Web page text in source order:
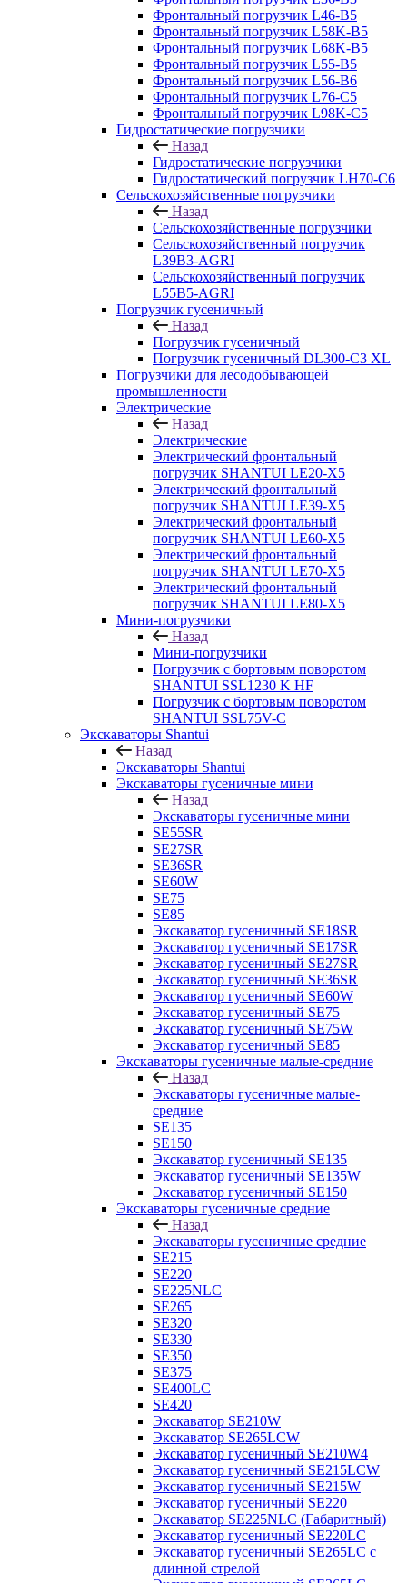
Фронтальный погрузчик L46-B5
Фронтальный погрузчик L58K-B5
Фронтальный погрузчик L68K-B5
Фронтальный погрузчик L55-B5
Фронтальный погрузчик L56-B6
Фронтальный погрузчик L76-С5
Фронтальный погрузчик L98K-C5
Гидростатические погрузчики
Назад
Гидростатические погрузчики
Гидростатический погрузчик LH70-C6
Сельскохозяйственные погрузчики
Назад
Сельскохозяйственные погрузчики
Сельскохозяйственный погрузчик
L39B3-AGRI
Сельскохозяйственный погрузчик
L55B5-AGRI
Погрузчик гусеничный
Назад
Погрузчик гусеничный
Погрузчик гусеничный DL300-C3 XL
Погрузчики для лесодобывающей
промышленности
Электрические
Назад
Электрические
Электрический фронтальный
погрузчик SHANTUI LE20-X5
Электрический фронтальный
погрузчик SHANTUI LE39-X5
Электрический фронтальный
погрузчик SHANTUI LE60-X5
Электрический фронтальный
погрузчик SHANTUI LE70-X5
Электрический фронтальный
погрузчик SHANTUI LE80-X5
Мини-погрузчики
Назад
Мини-погрузчики
Погрузчик с бортовым поворотом
SHANTUI SSL1230 K HF
Погрузчик с бортовым поворотом
SHANTUI SSL75V-C
Экскаваторы Shantui
Назад
Экскаваторы Shantui
Экскаваторы гусеничные мини
Назад
Экскаваторы гусеничные мини
SE55SR
SE27SR
SE36SR
SE60W
SE75
SE85
Экскаватор гусеничный SE18SR
Экскаватор гусеничный SE17SR
Экскаватор гусеничный SE27SR
Экскаватор гусеничный SE36SR
Экскаватор гусеничный SE60W
Экскаватор гусеничный SE75
Экскаватор гусеничный SE75W
Экскаватор гусеничный SE85
Экскаваторы гусеничные малые-средние
Назад
Экскаваторы гусеничные малые-
средние
SE135
SE150
Экскаватор гусеничный SE135
Экскаватор гусеничный SE135W
Экскаватор гусеничный SE150
Экскаваторы гусеничные средние
Назад
Экскаваторы гусеничные средние
SE215
SE220
SE225NLC
SE265
SE320
SE330
SE350
SE375
SE400LC
SE420
Экскаватор SE210W
Экскаватор SE265LCW
Экскаватор гусеничный SE210W4
Экскаватор гусеничный SE215LCW
Экскаватор гусеничный SE215W
Экскаватор гусеничный SE220
Экскаватор SE225NLC (Габаритный)
Экскаватор гусеничный SE220LC
Экскаватор гусеничный SE265LC с
длинной стрелой